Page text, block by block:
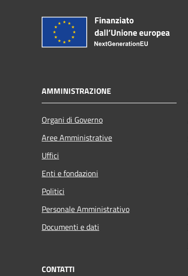
AMMINISTRAZIONE
Organi di Governo
Aree Amministrative
Uffici
Enti e fondazioni
Politici
Personale Amministrativo
Documenti e dati
CONTATTI